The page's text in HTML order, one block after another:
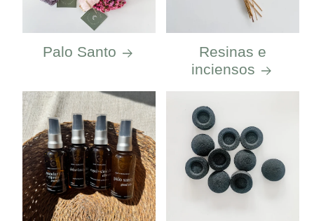
Palo Santo
Resinas e
inciensos